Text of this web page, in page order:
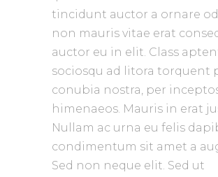
tincidunt auctor a ornare
non mauris vitae erat
auctor eu in elit. Class
sociosqu ad litora torquent
conubia nostra, per
himenaeos. Mauris in erat
Nullam ac urna eu felis
condimentum sit amet a
Sed non neque elit. Sed ut